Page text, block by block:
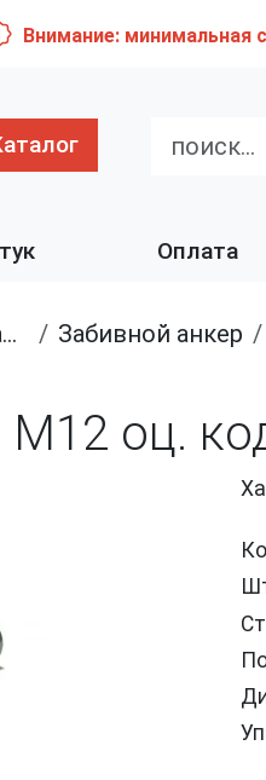
Внимание: минимальная
Оплата
Забивной анкер
оц.